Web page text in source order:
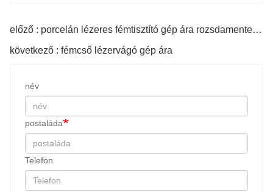
előző : porcelán lézeres fémtisztító gép ára rozsdamentesítésre
következő : fémcső lézervágó gép ára
név
postaláda
Telefon